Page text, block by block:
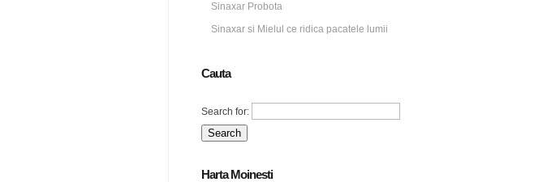
Sinaxar Probota
Sinaxar si Mielul ce ridica pacatele lumii
Cauta
Search for:
Harta Moinesti